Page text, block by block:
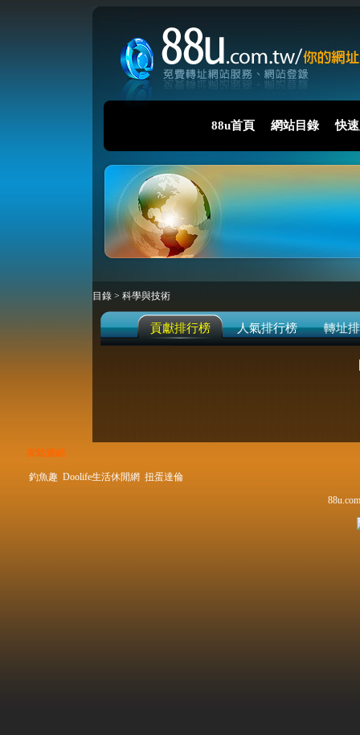
88u首頁 網站目錄 快
目錄 > 科學與技術
貢獻排行榜 人氣排行榜 轉址
友站連結
釣魚趣 Doolife生活休閒網 扭蛋達倫